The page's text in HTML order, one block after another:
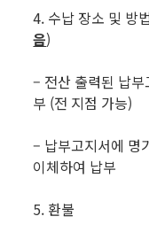
4. 수납 장소 및
음)
– 전산 출력된 납
부 (전 지점 가능)
– 납부고지서에 명
이체하여 납부
5. 환불